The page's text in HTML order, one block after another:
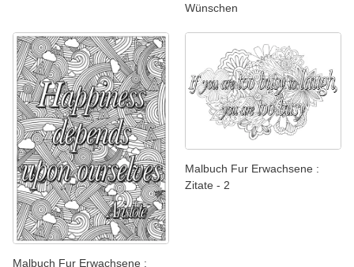
Wünschen
Malbuch Fur Erwachsene :
Malbuch Fur Erwachsene :
Zitate - 2